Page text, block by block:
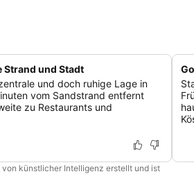
Strand und Stadt
und doch ruhige Lage in
vom Sandstrand entfernt
zu Restaurants und
künstlicher Intelligenz erstellt und ist